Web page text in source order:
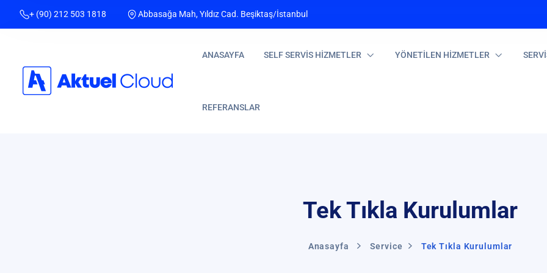
+ (90) 212 503 1818 Abbasağa Mah, Yıldız Cad. Beşiktaş/İstanbul
ANASAYFA SELF SERVİS HİZMETLER YÖNETİLEN HİZMETLER
REFERANSLAR
Tek Tıkla Kurulumlar
Anasayfa Service Tek Tıkla Kurulumlar